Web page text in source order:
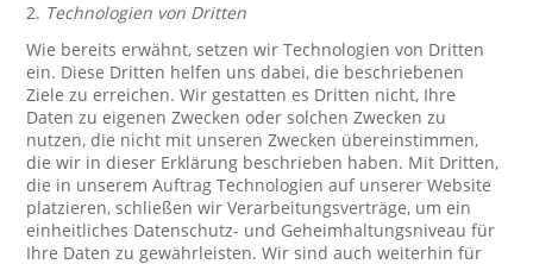
2. Technologien von Dritten
Wie bereits erwähnt, setzen wir Technologien von Dritten
ein. Diese Dritten helfen uns dabei, die beschriebenen
Ziele zu erreichen. Wir gestatten es Dritten nicht, Ihre
Daten zu eigenen Zwecken oder solchen Zwecken zu
nutzen, die nicht mit unseren Zwecken übereinstimmen,
die wir in dieser Erklärung beschrieben haben. Mit Dritten,
die in unserem Auftrag Technologien auf unserer Website
platzieren, schließen wir Verarbeitungsverträge, um ein
einheitliches Datenschutz- und Geheimhaltungsniveau für
Ihre Daten zu gewährleisten. Wir sind auch weiterhin für